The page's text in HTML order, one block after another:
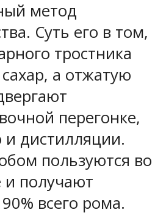
метод
Суть его в том,
тростника
а отжатую
перегонке,
дистилляции.
пользуются во
получают
всего рома.